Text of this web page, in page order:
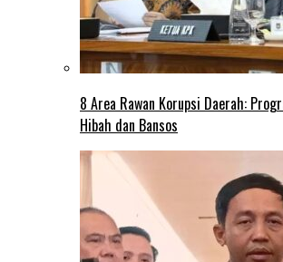
8 Area Rawan Korupsi Daerah:
Hibah dan Bansos